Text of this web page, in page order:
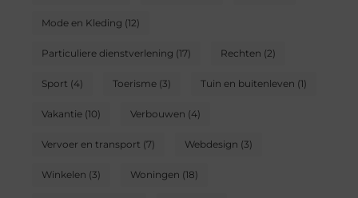
Mode en Kleding (12)
Particuliere dienstverlening (17) Rechten (2)
Sport (4) Toerisme(3) Tuin en buitenleven (1)
Vakantie(10) Verbouwen (4)
Vervoer en transport (7) Webdesign (3)
Winkelen (3) Woningen (18)